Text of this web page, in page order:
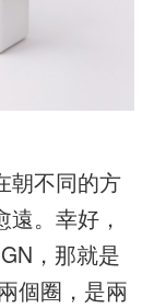
朝不同的方
。幸好，
，那就是
個圈，是兩